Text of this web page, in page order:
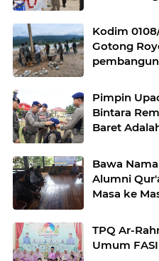
Kodim
Gotong
Pimpin
Bintara
Baret
Bawa
Alumni
Masa ke
TPQ Ar-
Umum